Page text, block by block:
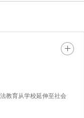
教育从学校延伸至社会